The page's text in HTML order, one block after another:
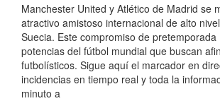
Manchester United y Atlético de Madrid se
atractivo amistoso internacional de alto
Suecia. Este compromiso de
potencias del fútbol mundial que buscan
futbolísticos. Sigue aquí el marcador en
incidencias en tiempo real y toda la
minuto a